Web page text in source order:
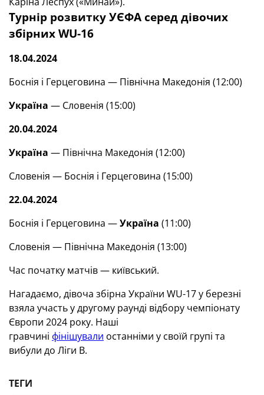
Турнір розвитку УЄФА серед дівочих
збірних WU-16
18.04.2024
Боснія і Герцеговина — Північна Македонія (12:00)
Україна — Словенія (15:00)
20.04.2024
Україна — Північна Македонія (12:00)
Словенія — Боснія і Герцеговина (15:00)
22.04.2024
Боснія і Герцеговина —Україна (11:00)
Словенія — Північна Македонія (13:00)
Час початку матчів — київський.
Нагадаємо, дівоча збірна України WU-17 у березні
взяла участь у другому раунді відбору чемпіонату
Європи 2024 року. Наші
гравчині фінішували останніми у своїй групі та
вибули до Ліги В.
ТЕГИ